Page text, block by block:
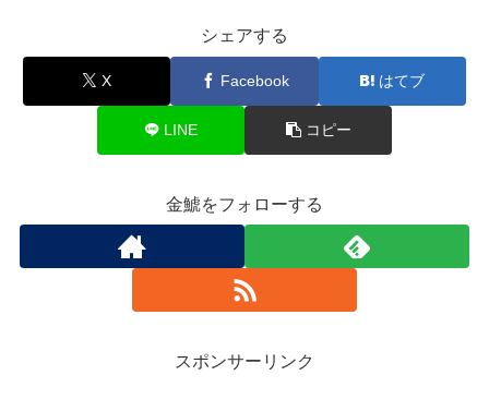
シェアする
X Facebook はてブ
LINE コピー
金鯱をフォローする
スポンサーリンク